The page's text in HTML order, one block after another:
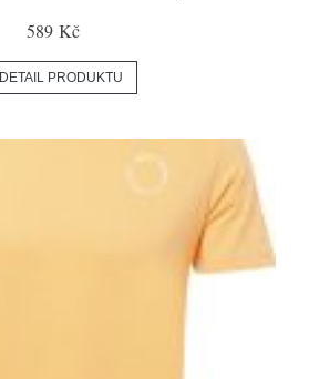
589 Kč
DETAIL PRODUKTU